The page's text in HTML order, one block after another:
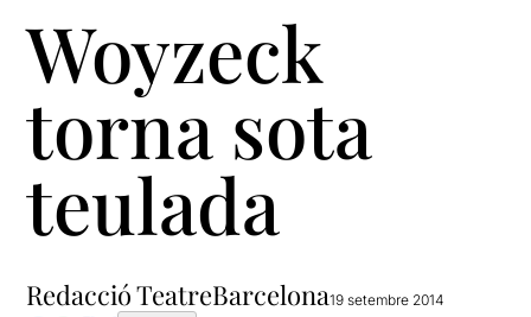
Woyzeck
torna sota
teulada
Redacció TeatreBarcelona19 setembre 2014